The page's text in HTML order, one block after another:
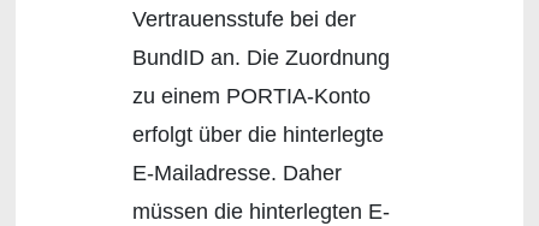
Vertrauensstufe bei der
BundID an. Die Zuordnung
zu einem PORTIA-Konto
erfolgt über die hinterlegte
E-Mailadresse. Daher
müssen die hinterlegten E-